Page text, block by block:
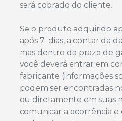
será cobrado do cliente.
Se o produto adquirido
após 7 dias, a contar da
mas dentro do prazo de
você deverá entrar em
fabricante (informações
podem ser encontradas
ou diretamente em suas
comunicar a ocorrência e